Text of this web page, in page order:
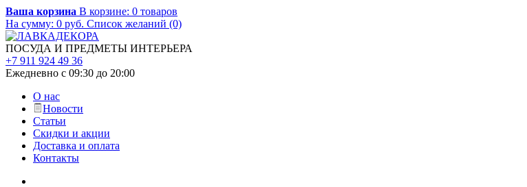
Ваша корзина В корзине: 0 товаров
На сумму: 0 руб. Список желаний (0)
ПОСУДА И ПРЕДМЕТЫ ИНТЕРЬЕРА
+7 911 924 49 36
Ежедневно с 09:30 до 20:00
О нас
Новости
Статьи
Скидки и акции
Доставка и оплата
Контакты